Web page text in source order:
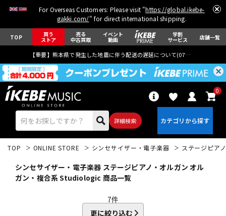
For Overseas Customers: Please visit "https://global.ikebe-
gakki.com/" for direct international shipping.
TOP 買う
ストア
売る
中古買取
イベント
動画
学割
サービス 店舗一覧
【重要】熊本県で発生した地震に伴う配送の遅延について(07月29日
詳細検索
0
TOP ONLINE STORE シンセサイザー・電子楽器 ステージピア
シンセサイザー・電子楽器 ステージピアノ・オルガン オル
ガン・複合系 Studiologic 商品一覧
7件
更に絞り込む